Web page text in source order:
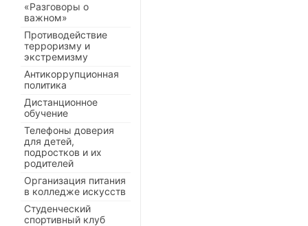
«Разговоры о
важном»
Противодействие
терроризму и
экстремизму
Антикоррупционная
политика
Дистанционное
обучение
Телефоны доверия
для детей,
подростков и их
родителей
Организация питания
в колледже искусств
Студенческий
спортивный клуб